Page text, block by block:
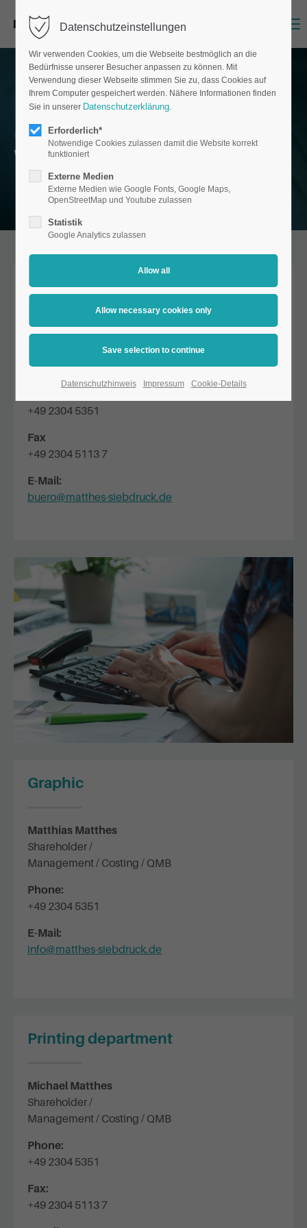
Contact
We look forward to hearing from you.
Office
Adress:
Scherlingstraße 42
58640 Iserlohn
+49 2304 5351
Fax
+49 2304 5113 7
E-Mail:
buero@matthes-siebdruck.de
Graphic
Matthias Matthes
Shareholder /
Management / Costing / QMB
Phone:
+49 2304 5351
E-Mail:
info@matthes-siebdruck.de
Printing department
Michael Matthes
Shareholder /
Management / Costing / QMB
Phone:
+49 2304 5351
Fax:
+49 2304 5113 7
Datenschutzeinstellungen
Wir verwenden Cookies, um die Webseite bestmöglich an die
Bedürfnisse unserer Besucher anpassen zu können. Mit
Verwendung dieser Webseite stimmen Sie zu, dass Cookies auf
Ihrem Computer gespeichert werden. Nähere Informationen finden
Sie in unserer Datenschutzerklärung.
Erforderlich*
Notwendige Cookies zulassen damit die Website korrekt
funktioniert
Externe Medien
Externe Medien wie Google Fonts, Google Maps,
OpenStreetMap und Youtube zulassen
Statistik
Google Analytics zulassen
Datenschutzhinweis Impressum Cookie-Details